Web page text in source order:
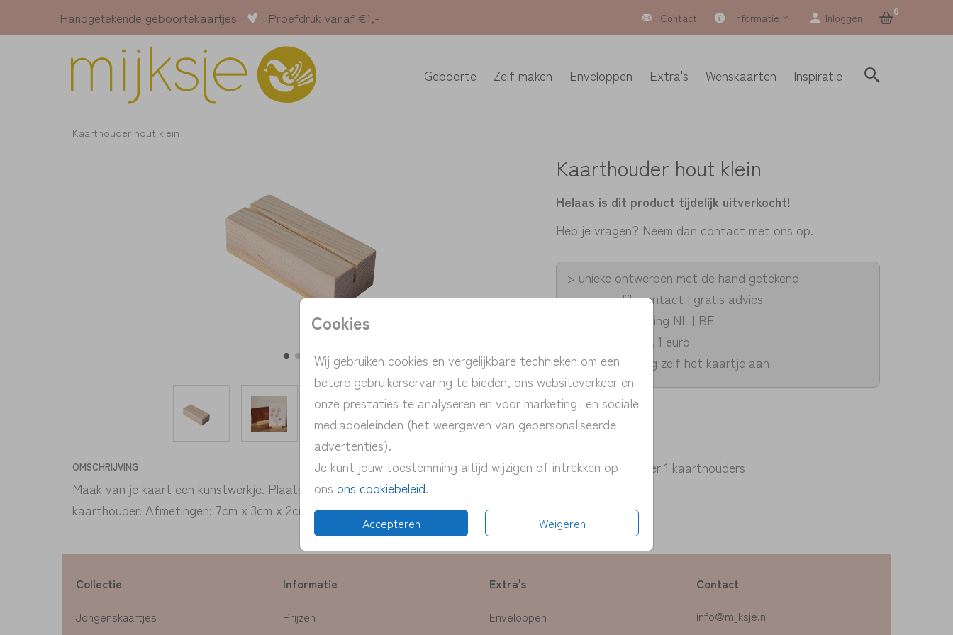
Handgetekende geboortekaartjes Proefdruk vanaf €1,- Contact Informatie Inloggen 0
Geboorte Zelf maken Enveloppen Extra's Wenskaarten Inspiratie
Cookies
Wij gebruiken cookies en vergelijkbare technieken om een
betere gebruikerservaring te bieden, ons websiteverkeer en
onze prestaties te analyseren en voor marketing- en sociale
mediadoeleinden (het weergeven van gepersonaliseerde
advertenties).
Je kunt jouw toestemming altijd wijzigen of intrekken op
ons ons cookiebeleid.
Accepteren Weigeren
Kaarthouder hout klein
Kaarthouder hout klein
Helaas is dit product tijdelijk uitverkocht!
Heb je vragen? Neem dan contact met ons op.
> unieke ontwerpen met de hand getekend
> persoonlijk contact | gratis advies
> snelle verzending NL | BE
> proefdruk v.a. 1 euro
> pas eenvoudig zelf het kaartje aan
OMSCHRIJVING
Maak van je kaart een kunstwerkje. Plaats je persoonlijke kaart in een mooie houten
kaarthouder. Afmetingen: 7cm x 3cm x 2cm (lxbxh)
Prijs:€ 5,95 per 1 kaarthouders
Collectie
Jongenskaartjes
Informatie
Prijzen
Extra's
Enveloppen
Contact
info@mijksje.nl